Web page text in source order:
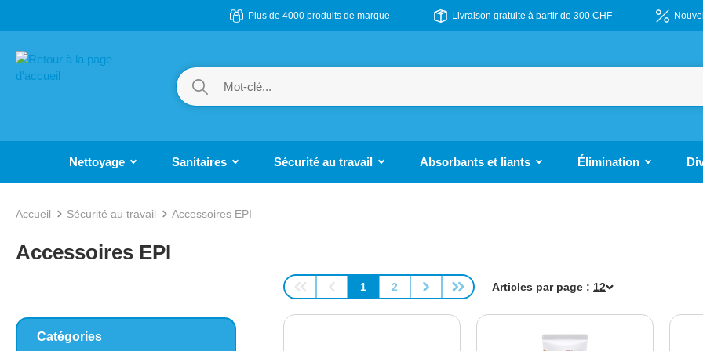
Plus de 4000 produits de marque Livraison gratuite à partir de 300 CHF
Nettoyage Sanitaires Sécurité au travail Absorbants et liants Élimination
Accueil Sécurité au travail Accessoires EPI
Accessoires EPI
Catégories
Page
1
Page
2 Articles par page :